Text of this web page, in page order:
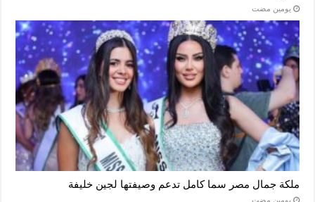
‏يومين مضت
ملكة جمال مصر سما كامل تدعم وصيفتها لجين خليفة